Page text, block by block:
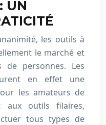
UN
les outils à
le marché et
personnes. Les
en effet une
les amateurs de
aux outils filaires,
tous types de